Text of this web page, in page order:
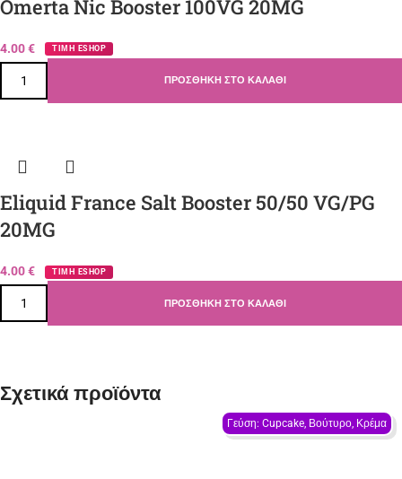
Omerta Nic Booster 100VG 20MG
4.00€ ΤΙΜΗ ESHOP
ΠΡΟΣΘΉΚΗ ΣΤΟ ΚΑΛΆΘΙ
Eliquid France Salt Booster 50/50 VG/PG
20MG
4.00€ ΤΙΜΗ ESHOP
ΠΡΟΣΘΉΚΗ ΣΤΟ ΚΑΛΆΘΙ
Σχετικά προϊόντα
Γεύση: Cupcake, Βούτυρο, Κρέμα